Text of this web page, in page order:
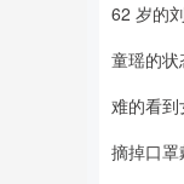
62 岁的
童瑶的状
难的看到
摘掉口罩